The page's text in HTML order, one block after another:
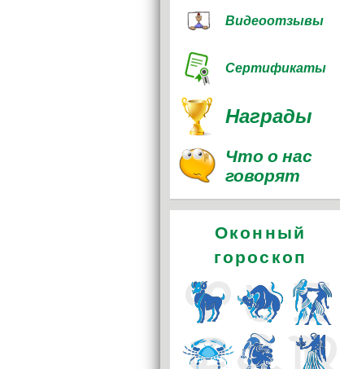
Видеоотзывы
Сертификаты
Награды
Что о нас
говорят
Оконный
гороскоп